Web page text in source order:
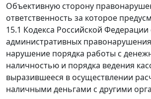
Объективную сторону
ответственность за которое
15.1 Кодекса Российской Федерации
административных
нарушение порядка работы с
наличностью и порядка ведения
выразившееся в осуществлении
наличными деньгами с другими